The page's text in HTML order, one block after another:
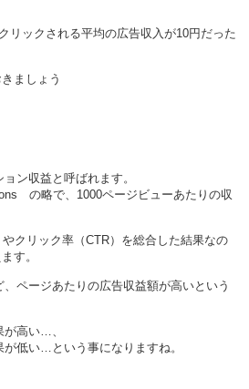
リックされる平均の広告収入が10円だった
ましょう
ン収益と呼ばれます。
の略で、1000ページビューあたりの収
クリック率（CTR）を総合した結果なの
す。
ページあたりの広告収益額が高いという
が高い…、
低い…という事になりますね。